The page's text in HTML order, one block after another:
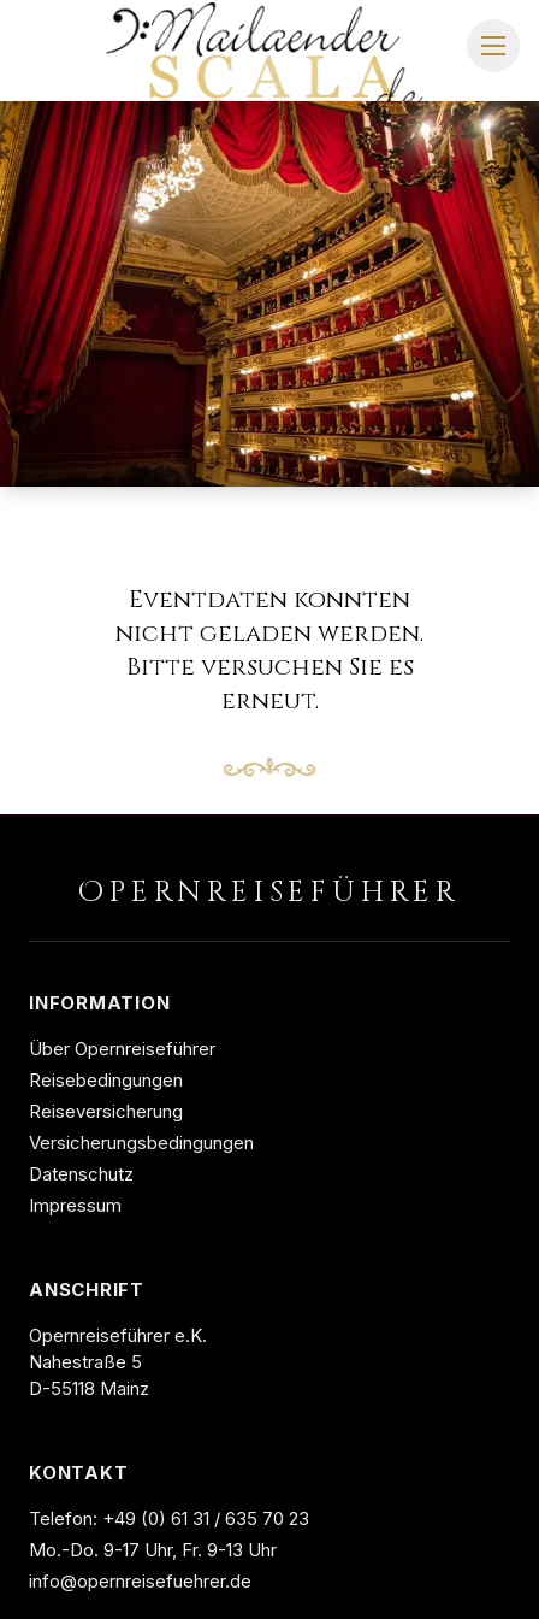
MAILÄNDER SCALA
SPIELPLAN 2026/2027
SITZPLAN HOTELS
Eventdaten konnten
nicht geladen werden.
Bitte versuchen Sie es
erneut.
O PERNREISEFÜHRER
INFORMATION
Über Opernreiseführer
Reisebedingungen
Reiseversicherung
Versicherungsbedingungen
Datenschutz
Impressum
ANSCHRIFT
Opernreiseführer e.K.
Nahestraße 5
D-55118 Mainz
KONTAKT
Telefon: +49 (0) 61 31 / 635 70 23
Mo.-Do. 9-17 Uhr, Fr. 9-13 Uhr
info@opernreisefuehrer.de